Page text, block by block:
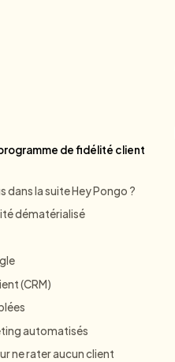
de fidélité client
dans la suite Hey Pongo ?
dématérialisé
(CRM)
automatisés
ne rater aucun client